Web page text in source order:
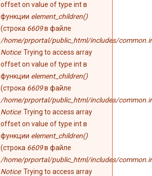
offset on value of type int в
функции element_children()
(строка 6609в файле
/home/prportal/public_html/includes/
Notice: Trying to access array
offset on value of type int в
функции element_children()
(строка 6609в файле
/home/prportal/public_html/includes/
Notice: Trying to access array
offset on value of type int в
функции element_children()
(строка 6609в файле
/home/prportal/public_html/includes/
Notice: Trying to access array